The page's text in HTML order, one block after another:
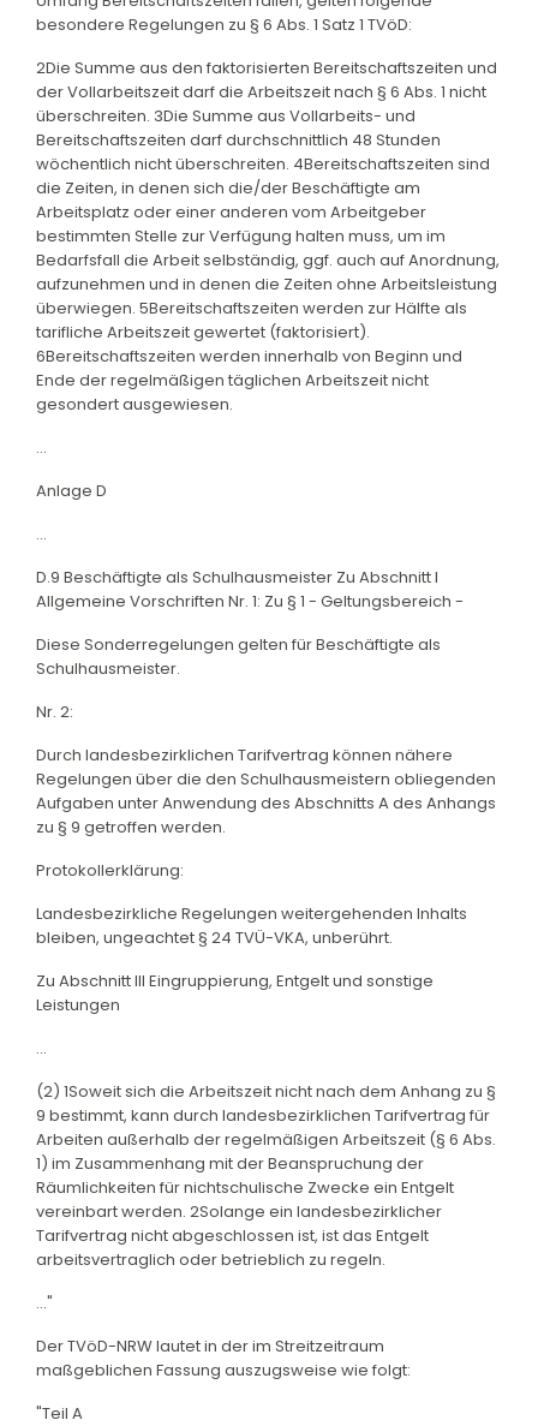
besondere Regelungen zu § 6 Abs. 1 Satz 1 TVöD:
2Die Summe aus den faktorisierten Bereitschaftszeiten und
der Vollarbeitszeit darf die Arbeitszeit nach § 6 Abs. 1 nicht
überschreiten. 3Die Summe aus Vollarbeits- und
Bereitschaftszeiten darf durchschnittlich 48 Stunden
wöchentlich nicht überschreiten. 4Bereitschaftszeiten sind
die Zeiten, in denen sich die/der Beschäftigte am
Arbeitsplatz oder einer anderen vom Arbeitgeber
bestimmten Stelle zur Verfügung halten muss, um im
Bedarfsfall die Arbeit selbständig, ggf. auch auf Anordnung,
aufzunehmen und in denen die Zeiten ohne Arbeitsleistung
überwiegen. 5Bereitschaftszeiten werden zur Hälfte als
tarifliche Arbeitszeit gewertet (faktorisiert).
6Bereitschaftszeiten werden innerhalb von Beginn und
Ende der regelmäßigen täglichen Arbeitszeit nicht
gesondert ausgewiesen.
...
Anlage D
...
D.9 Beschäftigte als Schulhausmeister Zu Abschnitt I
Allgemeine Vorschriften Nr. 1: Zu § 1 - Geltungsbereich -
Diese Sonderregelungen gelten für Beschäftigte als
Schulhausmeister.
Nr. 2:
Durch landesbezirklichen Tarifvertrag können nähere
Regelungen über die den Schulhausmeistern obliegenden
Aufgaben unter Anwendung des Abschnitts A des Anhangs
zu § 9 getroffen werden.
Protokollerklärung:
Landesbezirkliche Regelungen weitergehenden Inhalts
bleiben, ungeachtet § 24 TVÜ-VKA, unberührt.
Zu Abschnitt III Eingruppierung, Entgelt und sonstige
Leistungen
...
(2) 1Soweit sich die Arbeitszeit nicht nach dem Anhang zu §
9 bestimmt, kann durch landesbezirklichen Tarifvertrag für
Arbeiten außerhalb der regelmäßigen Arbeitszeit (§ 6 Abs.
1) im Zusammenhang mit der Beanspruchung der
Räumlichkeiten für nichtschulische Zwecke ein Entgelt
vereinbart werden. 2Solange ein landesbezirklicher
Tarifvertrag nicht abgeschlossen ist, ist das Entgelt
arbeitsvertraglich oder betrieblich zu regeln.
..."
Der TVöD-NRW lautet in der im Streitzeitraum
maßgeblichen Fassung auszugsweise wie folgt:
"Teil A